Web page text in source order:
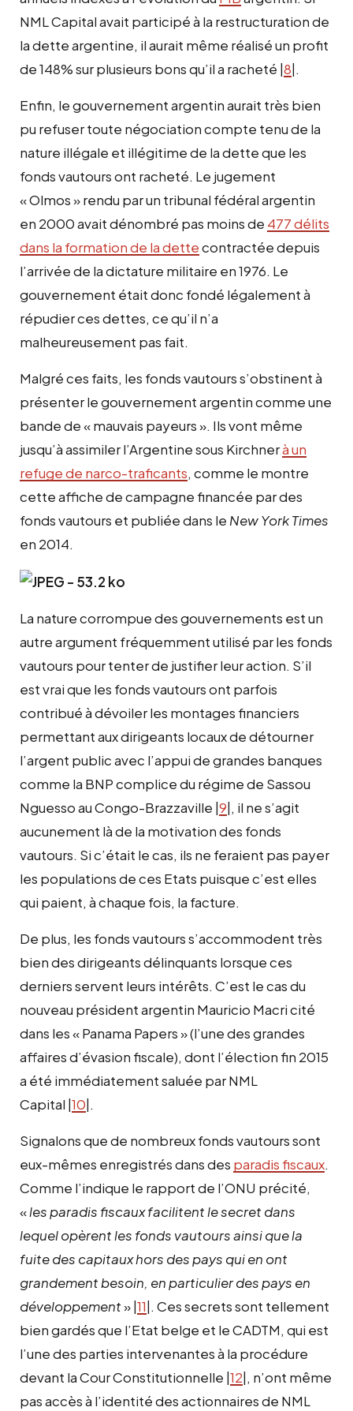
NML Capital avait participé à la restructuration de
la dette argentine, il aurait même réalisé un profit
de 148% sur plusieurs bons qu’il a racheté |8|.
Enfin, le gouvernement argentin aurait très bien
pu refuser toute négociation compte tenu de la
nature illégale et illégitime de la dette que les
fonds vautours ont racheté. Le jugement
« Olmos » rendu par un tribunal fédéral argentin
en 2000 avait dénombré pas moins de 477 délits
dans la formation de la dettecontractée depuis
l’arrivée de la dictature militaire en 1976. Le
gouvernement était donc fondé légalement à
répudier ces dettes, ce qu’il n’a
malheureusement pas fait.
Malgré ces faits, les fonds vautours s’obstinent à
présenter le gouvernement argentin comme une
bande de « mauvais payeurs ». Ils vont même
jusqu’à assimiler l’Argentine sous Kirchnerà un
refuge de narco-traficants, comme le montre
cette affiche de campagne financée par des
fonds vautours et publiée dans le New York Times
en 2014.
La nature corrompue des gouvernements est un
autre argument fréquemment utilisé par les fonds
vautours pour tenter de justifier leur action. S’il
est vrai que les fonds vautours ont parfois
contribué à dévoiler les montages financiers
permettant aux dirigeants locaux de détourner
l’argent public avec l’appui de grandes banques
comme la BNP complice du régime de Sassou
Nguesso au Congo-Brazzaville |9|, il ne s’agit
aucunement là de la motivation des fonds
vautours. Si c’était le cas, ils ne feraient pas payer
les populations de ces Etats puisque c’est elles
qui paient, à chaque fois, la facture.
De plus, les fonds vautours s’accommodent très
bien des dirigeants délinquants lorsque ces
derniers servent leurs intérêts. C’est le cas du
nouveau président argentin Mauricio Macri cité
dans les « Panama Papers » (l’une des grandes
affaires d’évasion fiscale), dont l’élection fin 2015
a été immédiatement saluée par NML
Capital |10|.
Signalons que de nombreux fonds vautours sont
eux-mêmes enregistrés dans des paradis fiscaux.
Comme l’indique le rapport de l’ONU précité,
«les paradis fiscaux facilitent le secret dans
lequel opèrent les fonds vautours ainsi que la
fuite des capitaux hors des pays qui en ont
grandement besoin, en particulier des pays en
développement» |11|. Ces secrets sont tellement
bien gardés que l’Etat belge et le CADTM, qui est
l’une des parties intervenantes à la procédure
devant la Cour Constitutionnelle |12|, n’ont même
pas accès à l’identité des actionnaires de NML